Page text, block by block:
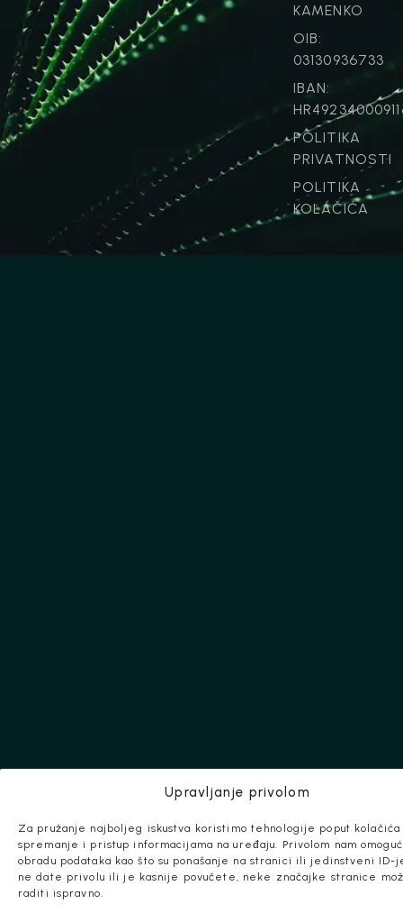
Upravljanje privolom
Za pružanje najboljeg iskustva koristimo tehnologije poput kolačića
spremanje i pristup informacijama na uređaju. Privolom nam
obradu podataka kao što su ponašanje na stranici ili jedinstveni ID-
ne date privolu ili je kasnije povučete, neke značajke stranice
raditi ispravno.
KAMENKO
OIB:
03130936733
IBAN:
POLITIKA
PRIVATNOSTI
POLITIKA
KOLAČIĆA